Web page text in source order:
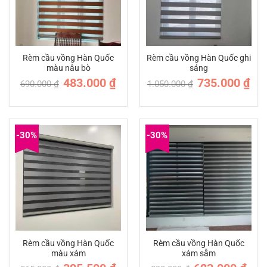
Rèm cầu vồng Hàn Quốc cao cấp
Rèm cầu vồng Hàn Quốc
màu nâu bò
690.000₫ Giá
gốc
483.000₫Giá
Rèm cầu vồng Hàn Quốc ghi
sáng
1.050.000₫ Giá
gốc
735.000₫Giá
-30%
Rèm cầu vồng Hàn Quốc
màu xám
Giá Giá
-30%
Rèm cầu vồng Hàn Quốc
xám sẫm
Giá Giá